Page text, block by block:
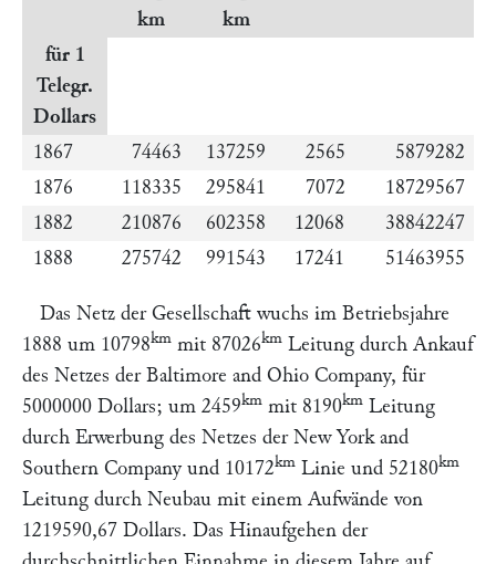
km
km
für 1
Telegr.
Dollars
1867
74463 137259 2565
5879282
1876
118335 295841 7072
18729567
1882
210876 602358 12068
38842247
1888
275742 991543 17241 51463955
Das Netz der Gesellschaft wuchs im Betriebsjahre
1888 um 10798km mit 87026km Leitung durch Ankauf
des Netzes der Baltimore and Ohio Company, für
5000000 Dollars; um 2459km mit 8190km Leitung
durch Erwerbung des Netzes der New York and
Southern Companyund 10172km Linie und 52180km
Leitung durch Neubau mit einem Aufwände von
1219590,67 Dollars. Das Hinaufgehen der